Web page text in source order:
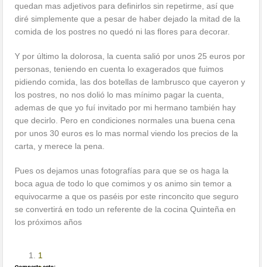
quedan mas adjetivos para definirlos sin repetirme, así que
diré simplemente que a pesar de haber dejado la mitad de la
comida de los postres no quedó ni las flores para decorar.
Y por último la dolorosa, la cuenta salió por unos 25 euros por
personas, teniendo en cuenta lo exagerados que fuimos
pidiendo comida, las dos botellas de lambrusco que cayeron y
los postres, no nos dolió lo mas mínimo pagar la cuenta,
ademas de que yo fuí invitado por mi hermano también hay
que decirlo. Pero en condiciones normales una buena cena
por unos 30 euros es lo mas normal viendo los precios de la
carta, y merece la pena.
Pues os dejamos unas fotografías para que se os haga la
boca agua de todo lo que comimos y os animo sin temor a
equivocarme a que os paséis por este rinconcito que seguro
se convertirá en todo un referente de la cocina Quinteña en
los próximos años
1